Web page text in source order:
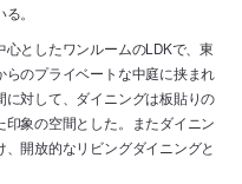
。
としたワンルームのLDKで、東
のプライベートな中庭に挟まれ
対して、ダイニングは板貼りの
象の空間とした。またダイニン
開放的なリビングダイニングと